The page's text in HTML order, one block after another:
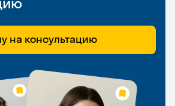
на консультацию